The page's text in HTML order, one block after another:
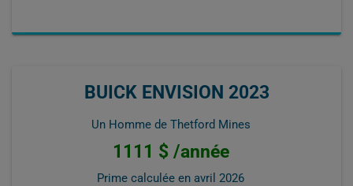
BUICK ENVISION 2023
Un Homme de Thetford Mines
1111 $ /année
Prime calculée en avril 2026